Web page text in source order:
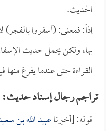
الحديث.
إذاً: فمعنى: (أسفروا بالفجر)
بها، ولكن يحمل حديث
القراءة حتى عندما يفرغ
تراجم رجال إسناد حديث:
قوله: [أخبرناعبيد الله بن